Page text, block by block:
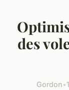
des
Gordon•